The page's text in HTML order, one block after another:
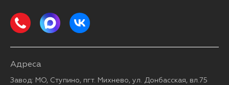
Адреса
Завод: МО, Ступино, пгт. Михнево, ул. Донбасская, вл.75